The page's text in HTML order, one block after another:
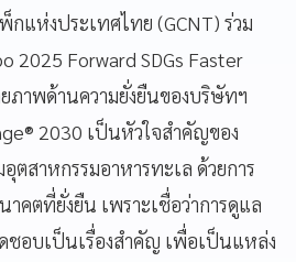
กแห่งประเทศไทย (GCNT) ร่วม
2025 Forward SDGs Faster
ภาพด้านความยั่งยืนของบริษัทฯ
2030 เป็นหัวใจสำคัญของ
ตสาหกรรมอาหารทะเล ด้วยการ
คตที่ยั่งยืน เพราะเชื่อว่าการดูแล
ชอบเป็นเรื่องสำคัญ เพื่อเป็นแหล่ง